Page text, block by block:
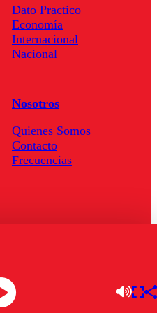
Dato Practico
Economía
Internacional
Nacional
Nosotros
Quienes Somos
Contacto
Frecuencias